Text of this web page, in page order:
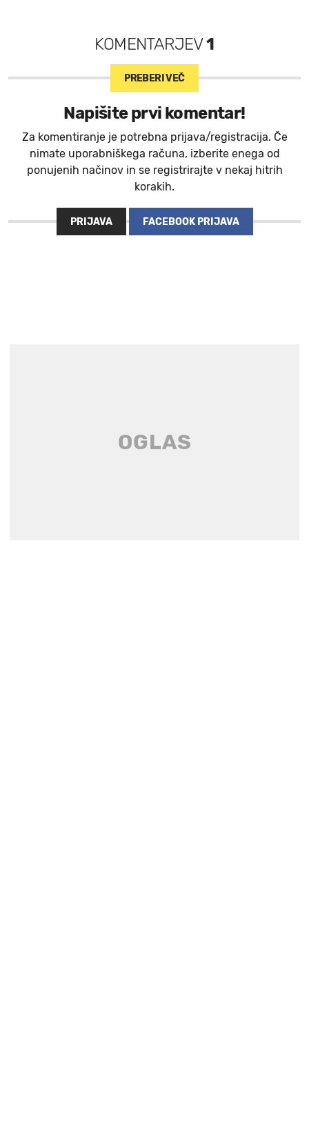
KOMENTARJEV1
PREBERI VEČ
Napišite prvi komentar!
Za komentiranje je potrebna prijava/registracija. Če
nimate uporabniškega računa, izberite enega od
ponujenih načinov in se registrirajte v nekaj hitrih
korakih.
PRIJAVA FACEBOOK PRIJAVA